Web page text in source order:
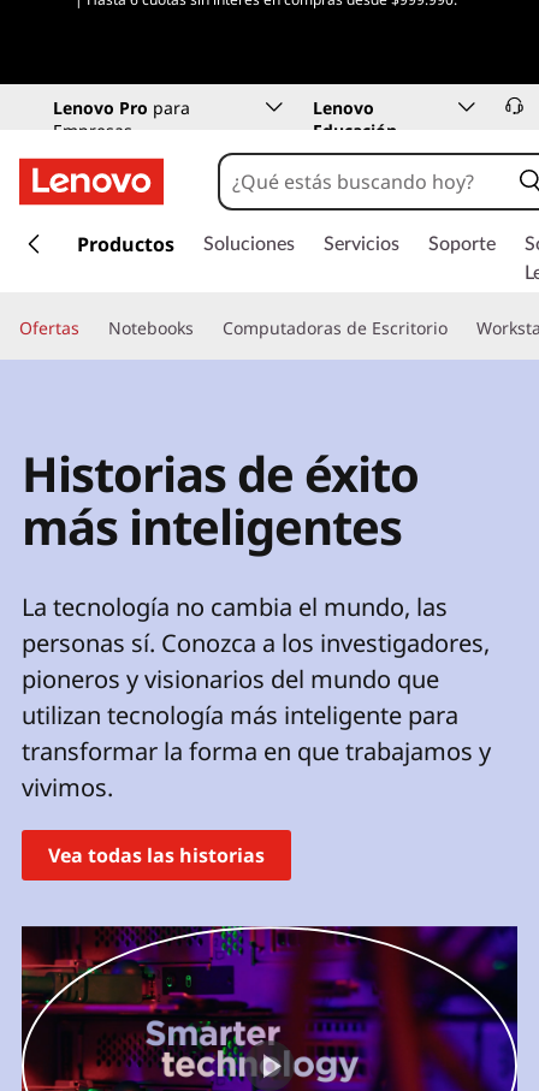
Lenovo Pro para
Empresas
Lenovo
Educación
c
n
n
i
p
a
Productos Soluciones Servicios Soporte
Ofertas Notebooks Computadoras de Escritorio
Historias de éxito
más inteligentes
La tecnología no cambia el mundo, las
personas sí. Conozca a los investigadores,
pioneros y visionarios del mundo que
utilizan tecnología más inteligente para
transformar la forma en que trabajamos y
vivimos.
Vea todas las historias